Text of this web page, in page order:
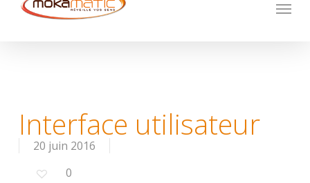
Interface utilisateur
20 juin 2016
0